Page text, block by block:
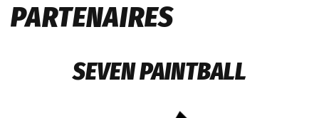
PARTENAIRES
SEVEN PAINTBALL